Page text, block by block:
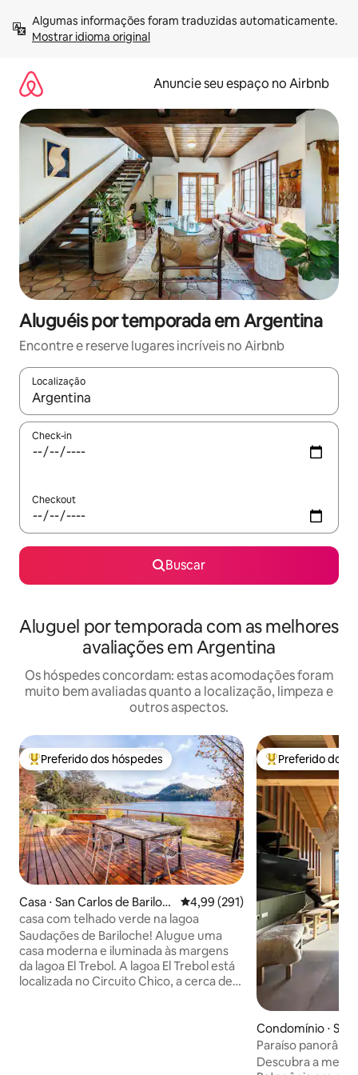
para
Mostrar idioma original
Anuncie seu espaço no Airbnb
Aluguéis por temporada em Argentina
Encontre e reserve lugares incríveis no Airbnb
Localização
Quando os resultados estiverem disponíveis, explore-os
Check-in
Checkout
Buscar
Aluguel por temporada com as melhores
avaliações em Argentina
Os hóspedes concordam: estas acomodações foram
muito bem avaliadas quanto a localização, limpeza e
outros aspectos.
Entre os melhores preferidos dos hóspedes
Preferido dos hóspedes
Casa ⋅ San Carlos de Bariloc
he
4,99 de uma avaliação média de
4,99 (291)
casa com telhado verde na lagoa
Saudações de Bariloche! Alugue uma
casa moderna e iluminada às margens
da lagoa El Trebol. A lagoa El Trebol está
localizada no Circuito Chico, a cerca de
Entre os
Preferido dos
Condomínio ⋅ San
iloche
Paraíso
para casais
Descubra a